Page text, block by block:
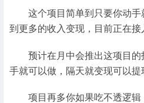
这个项目简单到只要你动
到更多的收入变现，目前正在接
预计在月中会推出这项目
手就可以做，隔天就变现可以提
项目再多你如果吃不透逻辑